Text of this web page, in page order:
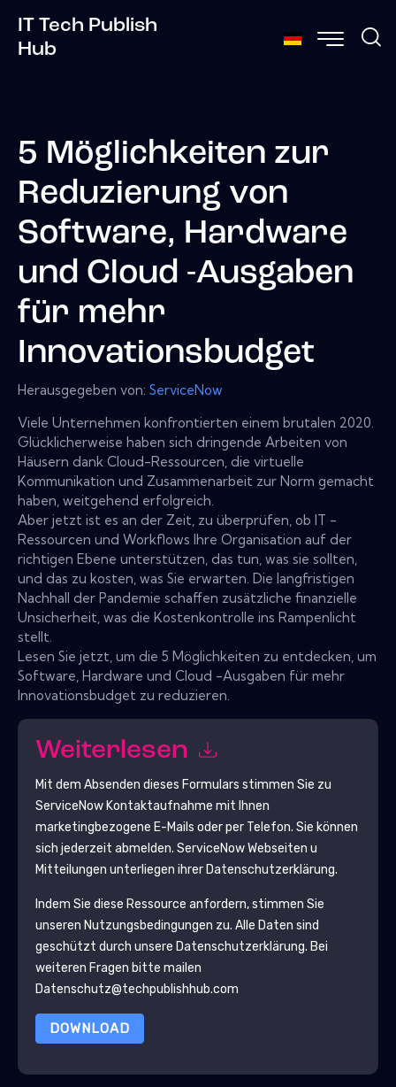
IT Tech Publish
Hub
5 Möglichkeiten zur
Reduzierung von
Software, Hardware
und Cloud -Ausgaben
für mehr
Innovationsbudget
Herausgegeben von: ServiceNow
Viele Unternehmen konfrontierten einem brutalen 2020.
Glücklicherweise haben sich dringende Arbeiten von
Häusern dank Cloud-Ressourcen, die virtuelle
Kommunikation und Zusammenarbeit zur Norm gemacht
haben, weitgehend erfolgreich.
Aber jetzt ist es an der Zeit, zu überprüfen, ob IT -
Ressourcen und Workflows Ihre Organisation auf der
richtigen Ebene unterstützen, das tun, was sie sollten,
und das zu kosten, was Sie erwarten. Die langfristigen
Nachhall der Pandemie schaffen zusätzliche finanzielle
Unsicherheit, was die Kostenkontrolle ins Rampenlicht
stellt.
Lesen Sie jetzt, um die 5 Möglichkeiten zu entdecken, um
Software, Hardware und Cloud -Ausgaben für mehr
Innovationsbudget zu reduzieren.
Weiterlesen
Mit dem Absenden dieses Formulars stimmen Sie zu
ServiceNowKontaktaufnahme mit Ihnen
marketingbezogene E-Mails oder per Telefon. Sie können
sich jederzeit abmelden. ServiceNowWebseiten u
Mitteilungen unterliegen ihrer Datenschutzerklärung.
Indem Sie diese Ressource anfordern, stimmen Sie
unseren Nutzungsbedingungen zu. Alle Daten sind
geschützt durch unsere Datenschutzerklärung. Bei
weiteren Fragen bitte mailen
Datenschutz@techpublishhub.com
DOWNLOAD